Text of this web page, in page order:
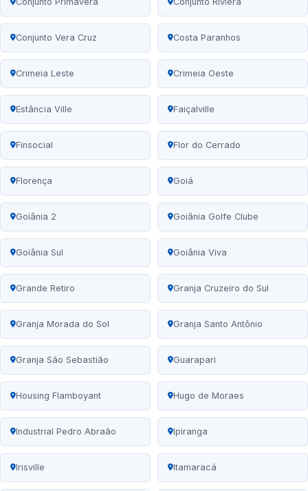
Conjunto Vera Cruz Costa Paranhos
Crimeia Leste Crimeia Oeste
Estância Ville Faiçalville
Finsocial Flor do Cerrado
Florença Goiá
Goiânia 2 Goiânia Golfe Clube
Goiânia Sul Goiânia Viva
Grande Retiro Granja Cruzeiro do Sul
Granja Morada do Sol Granja Santo Antônio
Granja São Sebastião Guarapari
Housing Flamboyant Hugo de Moraes
Industrial Pedro Abraão Ipiranga
Irisville Itamaracá